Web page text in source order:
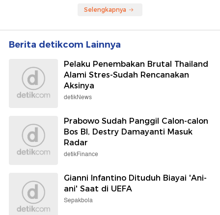
Selengkapnya
Berita detikcom Lainnya
Pelaku Penembakan Brutal Thailand
Alami Stres-Sudah Rencanakan
Aksinya
detikNews
Prabowo Sudah Panggil Calon-calon
Bos BI, Destry Damayanti Masuk
Radar
detikFinance
Gianni Infantino Dituduh Biayai 'Ani-
ani' Saat di UEFA
Sepakbola